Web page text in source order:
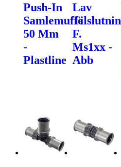
Push-In
Samlemuffe
50 Mm
-
Plastline
Lav
F.
Ms1xx -
Abb